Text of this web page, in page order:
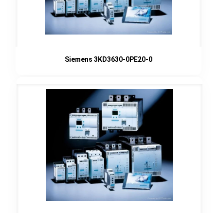
Siemens 3KD3630-0PE20-0